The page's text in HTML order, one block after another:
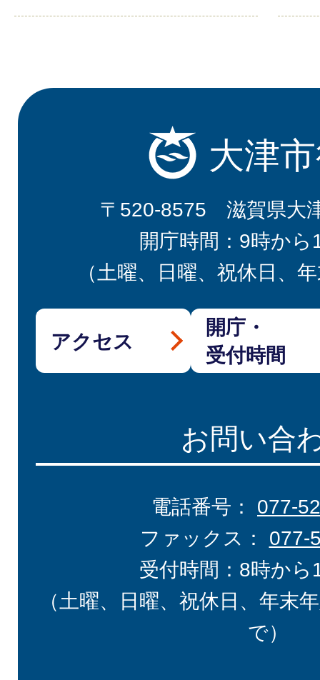
大津
〒520-8575 滋賀県大
開庁時間：9時から
（土曜、日曜、祝休日、
アクセス
開庁・
受付時間
お問い合
電話番号： 077-
ファックス： 077-
受付時間：8時から
（土曜、日曜、祝休日、年末
で）